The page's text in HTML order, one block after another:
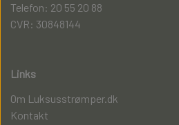
Telefon: 20 55 20 88
CVR: 30848144
Links
Om Luksusstrømper.dk
Kontakt